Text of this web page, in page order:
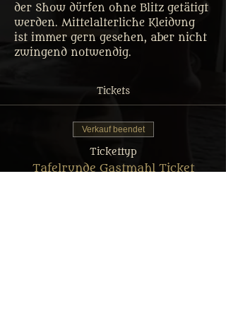
der Show dürfen ohne Blitz getätigt
werden. Mittelalterliche Kleidung
ist immer gern gesehen, aber nicht
zwingend notwendig.
Tickets
Verkauf beendet
Tickettyp
Tafelrunde Gastmahl Ticket